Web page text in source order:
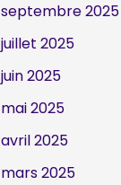
septembre 2025
juillet 2025
juin 2025
mai 2025
avril 2025
mars 2025